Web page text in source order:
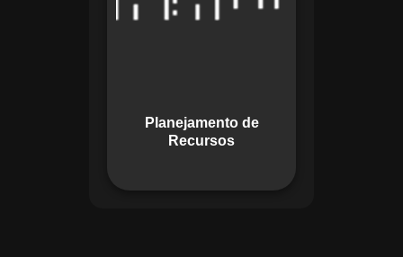
Planejamento de
Recursos
garante o uso
promovendo